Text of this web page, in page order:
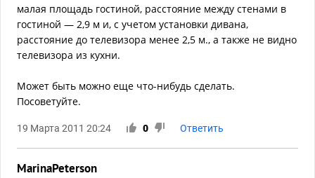
малая площадь гостиной, расстояние между стенами в
гостиной — 2,9 м и, с учетом установки дивана,
расстояние до телевизора менее 2,5 м., а также не видно
телевизора из кухни.
Может быть можно еще что-нибудь сделать.
Посоветуйте.
19 Марта 2011 20:24 0 Ответить
MarinaPeterson